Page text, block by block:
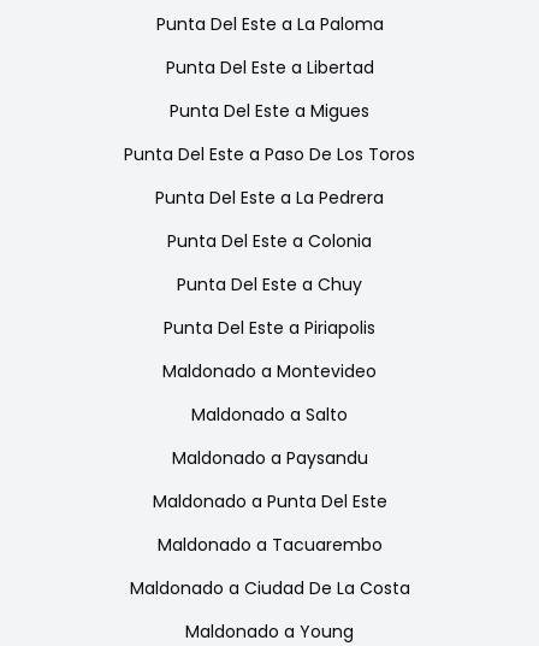
Punta Del Este a La Paloma
Punta Del Este a Libertad
Punta Del Este a Migues
Punta Del Este a Paso De Los Toros
Punta Del Este a La Pedrera
Punta Del Este a Colonia
Punta Del Este a Chuy
Punta Del Este a Piriapolis
Maldonado a Montevideo
Maldonado a Salto
Maldonado a Paysandu
Maldonado a Punta Del Este
Maldonado a Tacuarembo
Maldonado a Ciudad De La Costa
Maldonado a Young